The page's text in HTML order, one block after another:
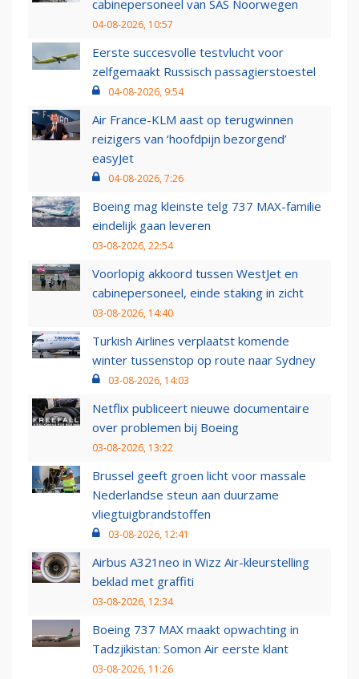
cabinepersoneel van SAS Noorwegen
04-08-2026, 10:57
Eerste succesvolle testvlucht voor
zelfgemaakt Russisch passagierstoestel
04-08-2026, 9:54
Air France-KLM aast op terugwinnen
reizigers van ‘hoofdpijn bezorgend’
easyJet
04-08-2026, 7:26
Boeing mag kleinste telg 737 MAX-familie
eindelijk gaan leveren
03-08-2026, 22:54
Voorlopig akkoord tussen WestJet en
cabinepersoneel, einde staking in zicht
03-08-2026, 14:40
Turkish Airlines verplaatst komende
winter tussenstop op route naar Sydney
03-08-2026, 14:03
Netflix publiceert nieuwe documentaire
over problemen bij Boeing
03-08-2026, 13:22
Brussel geeft groen licht voor massale
Nederlandse steun aan duurzame
vliegtuigbrandstoffen
03-08-2026, 12:41
Airbus A321neo in Wizz Air-kleurstelling
beklad met graffiti
03-08-2026, 12:34
Boeing 737 MAX maakt opwachting in
Tadzjikistan: Somon Air eerste klant
03-08-2026, 11:26